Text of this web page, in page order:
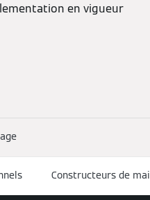
en vigueur
Constructeurs de